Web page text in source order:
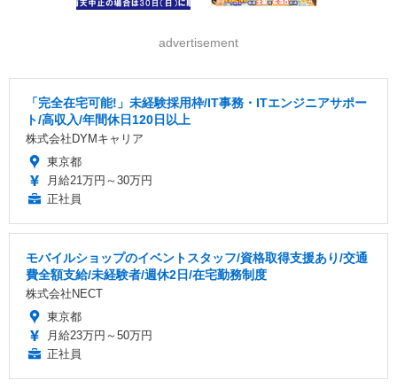
advertisement
「完全在宅可能!」未経験採用枠/IT事務・ITエンジニアサポー
ト/高収入/年間休日120日以上
株式会社DYMキャリア
東京都
月給21万円～30万円
正社員
モバイルショップのイベントスタッフ/資格取得支援あり/交通
費全額支給/未経験者/週休2日/在宅勤務制度
株式会社NECT
東京都
月給23万円～50万円
正社員